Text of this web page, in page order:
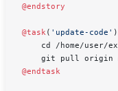
@endstory
@task ( 'update-code' )
cd /home/user/
git pull origin
@endtask